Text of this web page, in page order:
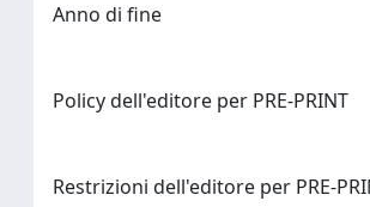
Anno di fine
Policy dell'editore per PRE-PRINT
Restrizioni dell'editore per PRE-